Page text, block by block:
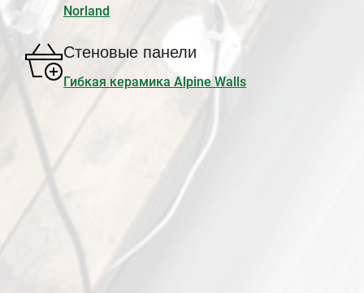
Norland
Стеновые панели
Гибкая керамика Alpine Walls